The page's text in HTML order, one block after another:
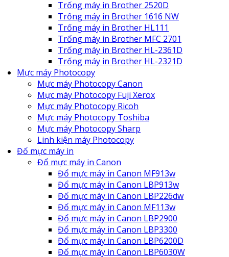
Trống máy in Brother 2520D
Trống máy in Brother 1616 NW
Trống máy in Brother HL111
Trống máy in Brother MFC 2701
Trống máy in Brother HL-2361D
Trống máy in Brother HL-2321D
Mực máy Photocopy
Mực máy Photocopy Canon
Mực máy Photocopy Fuji Xerox
Mực máy Photocopy Ricoh
Mực máy Photocopy Toshiba
Mực máy Photocopy Sharp
Linh kiện máy Photocopy
Đổ mực máy in
Đổ mực máy in Canon
Đổ mực máy in Canon MF913w
Đổ mực máy in Canon LBP913w
Đổ mực máy in Canon LBP226dw
Đổ mực máy in Canon MF113w
Đổ mực máy in Canon LBP2900
Đổ mực máy in Canon LBP3300
Đổ mực máy in Canon LBP6200D
Đổ mực máy in Canon LBP6030W